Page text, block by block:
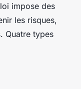
impose des
les risques,
Quatre types